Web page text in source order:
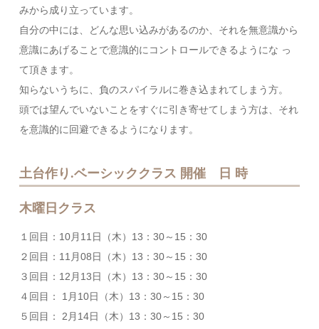
みから成り立っています。
自分の中には、どんな思い込みがあるのか、それを無意識から
意識にあげることで意識的にコントロールできるようにな っ
て頂きます。
知らないうちに、負のスパイラルに巻き込まれてしまう方。
頭では望んでいないことをすぐに引き寄せてしまう方は、それ
を意識的に回避できるようになります。
土台作り.ベーシッククラス 開催 日 時
木曜日クラス
１回目：10月11日（木）13：30～15：30
２回目：11月08日（木）13：30～15：30
３回目：12月13日（木）13：30～15：30
４回目： 1月10日（木）13：30～15：30
５回目： 2月14日（木）13：30～15：30